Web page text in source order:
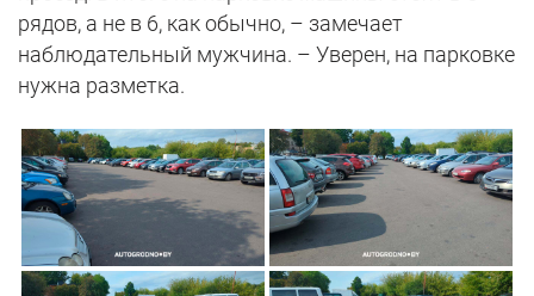
рядов, а не в 6, как обычно, – замечает
наблюдательный мужчина. – Уверен, на парковке
нужна разметка.